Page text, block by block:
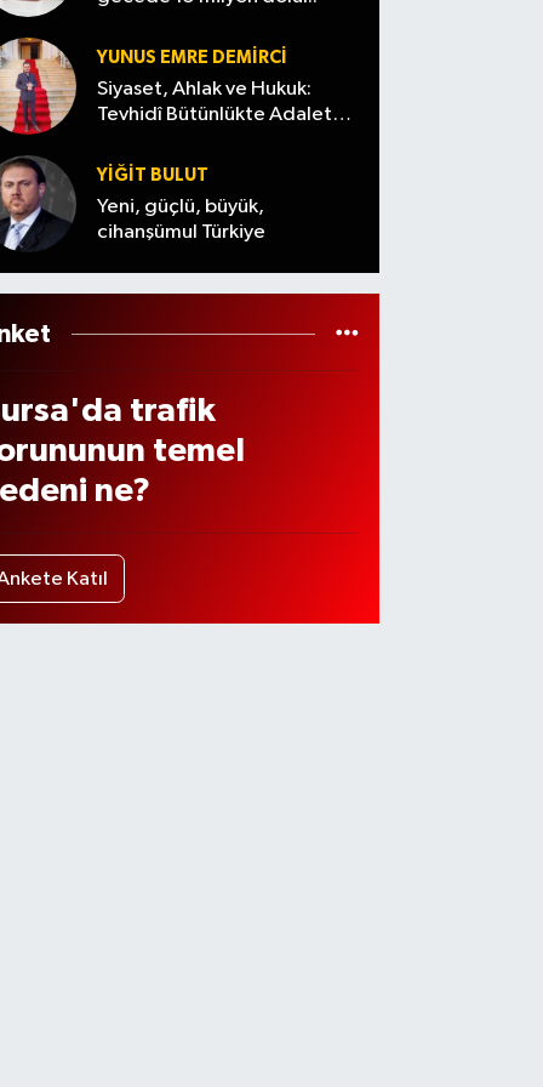
andıla
r
YUNUS EMRE DEMIRCI
Siyaset, Ahlak ve Hukuk:
Tevhidî Bütünlükte Adalet
YİĞİT BULUT
Yeni, güçlü, büyük,
cihanşümul Türkiye
trafik
temel
ne?
Katıl